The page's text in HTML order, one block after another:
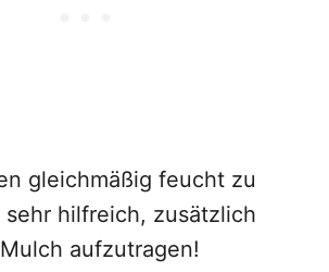
gleichmäßig feucht zu
hilfreich, zusätzlich
aufzutragen!